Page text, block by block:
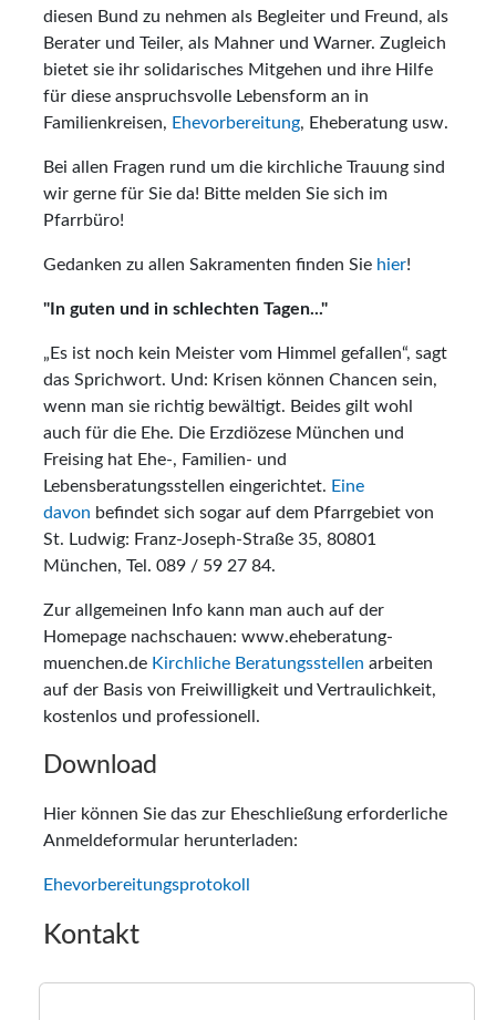
diesen Bund zu nehmen als Begleiter und Freund, als
Berater und Teiler, als Mahner und Warner. Zugleich
bietet sie ihr solidarisches Mitgehen und ihre Hilfe
für diese anspruchsvolle Lebensform an in
Familienkreisen, Ehevorbereitung, Eheberatung usw.
Bei allen Fragen rund um die kirchliche Trauung sind
wir gerne für Sie da! Bitte melden Sie sich im
Pfarrbüro!
Gedanken zu allen Sakramenten finden Sie hier!
"In guten und in schlechten Tagen..."
„Es ist noch kein Meister vom Himmel gefallen“, sagt
das Sprichwort. Und: Krisen können Chancen sein,
wenn man sie richtig bewältigt. Beides gilt wohl
auch für die Ehe. Die Erzdiözese München und
Freising hat Ehe-, Familien- und
Lebensberatungsstellen eingerichtet. Eine
davon befindet sich sogar auf dem Pfarrgebiet von
St. Ludwig: Franz-Joseph-Straße 35, 80801
München, Tel. 089 / 59 27 84.
Zur allgemeinen Info kann man auch auf der
Homepage nachschauen: www.eheberatung-
muenchen.de Kirchliche Beratungsstellen arbeiten
auf der Basis von Freiwilligkeit und Vertraulichkeit,
kostenlos und professionell.
Download
Hier können Sie das zur Eheschließung erforderliche
Anmeldeformular herunterladen:
Ehevorbereitungsprotokoll
Kontakt